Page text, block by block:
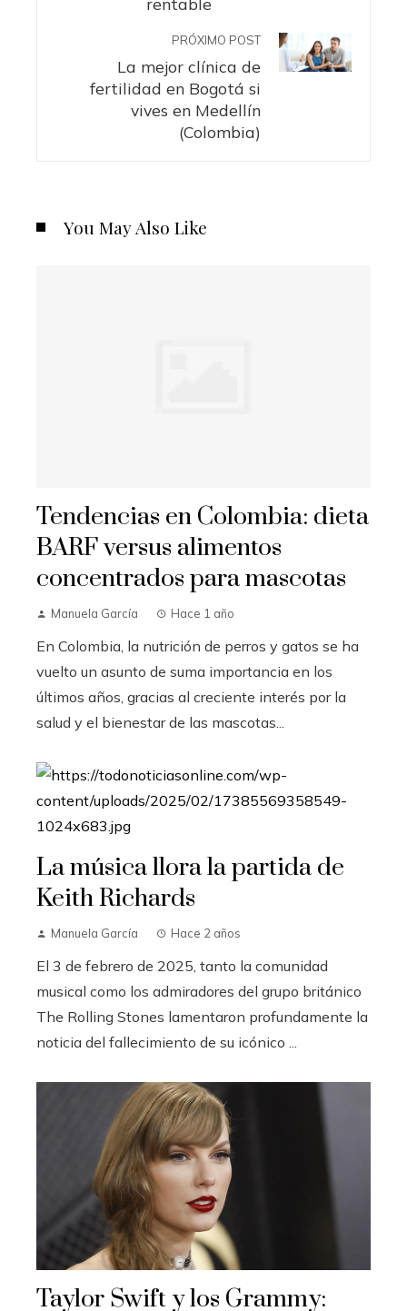
PRÓXIMO POST
La mejor clínica de
fertilidad en Bogotá si
vives en Medellín
(Colombia)
You May Also Like
Tendencias en Colombia: dieta
BARF versus alimentos
concentrados para mascotas
Manuela García Hace 1 año
En Colombia, la nutrición de perros y gatos se ha
vuelto un asunto de suma importancia en los
últimos años, gracias al creciente interés por la
salud y el bienestar de las mascotas...
La música llora la partida de
Keith Richards
Manuela García Hace 2 años
El 3 de febrero de 2025, tanto la comunidad
musical como los admiradores del grupo británico
The Rolling Stones lamentaron profundamente la
noticia del fallecimiento de su icónico ...
Taylor Swift y los Grammy: